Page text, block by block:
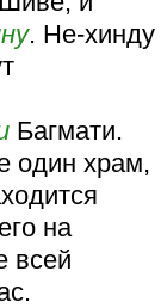
. Не-хинду
Багмати.
один храм,
на
всей